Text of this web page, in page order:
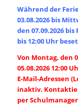
Während der
03.08.2026 bis
den 07.09.2026
bis 12:00 Uhr
Von Montag, den
05.08.2026 12:00
E-Mail-Adressen
inaktiv.
per